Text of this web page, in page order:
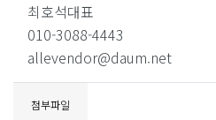
최호석대표
010-3088-4443
allevendor@daum.net
첨부파일